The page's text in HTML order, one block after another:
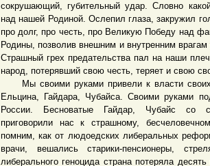
сокрушающий, губительный удар. Словно
над нашей Родиной. Ослепил глаза, закружил
про долг, про честь, про Великую Победу над
Родины, позволив внешним и внутренним
Страшный грех предательства пал на наши
народ, потерявший свою честь, теряет и свою
Мы своими руками привели к власти своих
Ельцина, Гайдара, Чубайса. Своими руками
России. Бесноватые Гайдар, Чубайс со
приговорили нас к страшному,
помним, как от людоедских либеральных
врачи, вешались старики-пенсионеры,
либерального геноцида страна потеряла